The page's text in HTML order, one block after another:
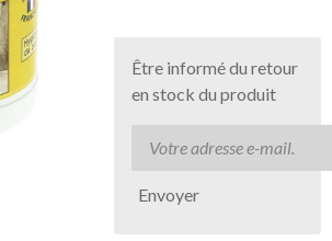
Être informé du retour
en stock du produit
Envoyer